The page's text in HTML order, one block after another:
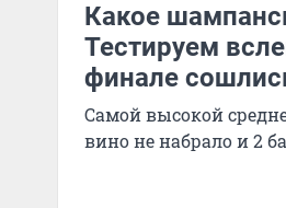
Какое
Тестируем
финале
Самой высокой
вино не набрало и 2